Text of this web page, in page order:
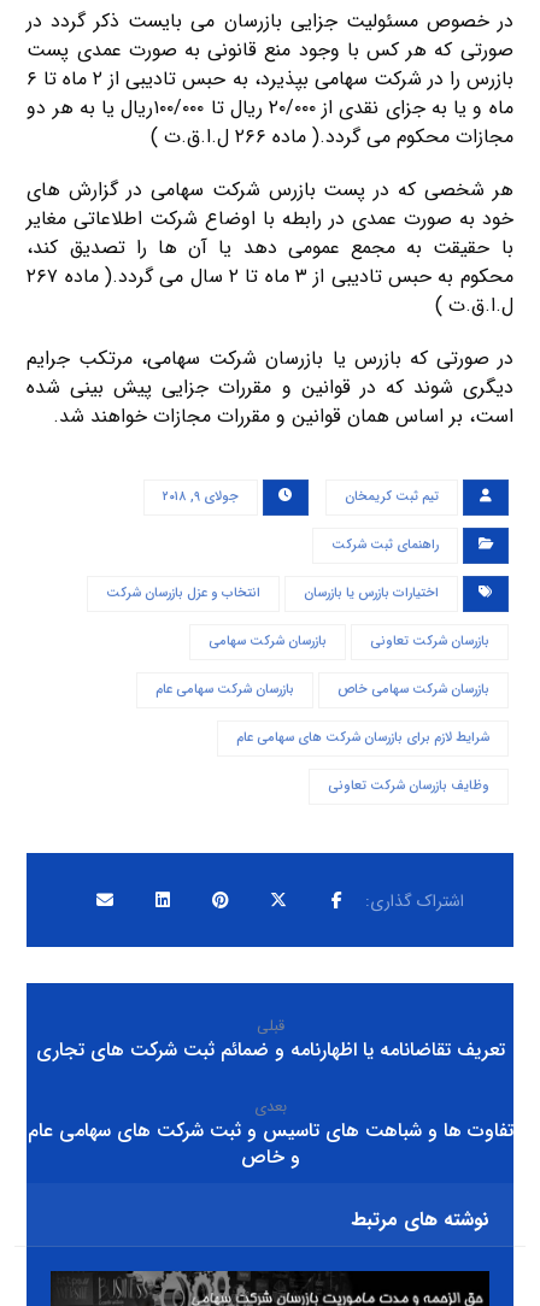
در خصوص مسئولیت جزایی بازرسان می بایست ذکر گردد در
صورتی که هر کس با وجود منع قانونی به صورت عمدی پست
بازرس را در شرکت سهامی بپذیرد، به حبس تادیبی از ۲ ماه تا ۶
ماه و یا به جزای نقدی از ۲۰/۰۰۰ ریال تا ۱۰۰/۰۰۰ریال یا به هر دو
مجازات محکوم می گردد.( ماده ۲۶۶ ل.ا.ق.ت )
هر شخصی که در پست بازرس شرکت سهامی در گزارش های
خود به صورت عمدی در رابطه با اوضاع شرکت اطلاعاتی مغایر
با حقیقت به مجمع عمومی دهد یا آن ها را تصدیق کند،
محکوم به حبس تادیبی از ۳ ماه تا ۲ سال می گردد.( ماده ۲۶۷
ل.ا.ق.ت )
در صورتی که بازرس یا بازرسان شرکت سهامی، مرتکب جرایم
دیگری شوند که در قوانین و مقررات جزایی پیش بینی شده
است، بر اساس همان قوانین و مقررات مجازات خواهند شد.
تیم ثبت کریمخان جولای ۹, ۲۰۱۸
راهنمای ثبت شرکت
اختیارات بازرس یا بازرسان انتخاب و عزل بازرسان شرکت
بازرسان شرکت تعاونی بازرسان شرکت سهامی
بازرسان شرکت سهامی خاص بازرسان شرکت سهامی عام
شرایط لازم برای بازرسان شرکت های سهامی عام
وظایف بازرسان شرکت تعاونی
قبلی
تعریف تقاضانامه یا اظهارنامه و ضمائم ثبت شرکت های تجاری
بعدی
تفاوت ها و شباهت های تاسیس و ثبت شرکت های سهامی عام
و خاص
نوشته های مرتبط